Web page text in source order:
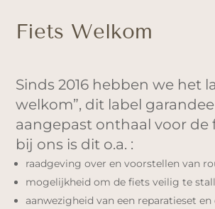
Fiets Welkom
Sinds 2016 hebben we het
welkom”, dit label
aangepast onthaal voor de
bij ons is dit o.a. :
raadgeving over en voorstellen van
mogelijkheid om de fiets veilig te
aanwezigheid van een reparatieset